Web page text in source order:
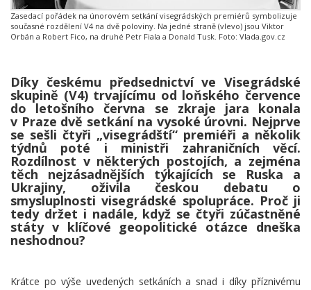
Zasedací pořádek na únorovém setkání visegrádských premiérů symbolizuje
současné rozdělení V4 na dvě poloviny. Na jedné straně (vlevo) jsou Viktor
Orbán a Robert Fico, na druhé Petr Fiala a Donald Tusk. Foto: Vlada.gov.cz
Díky českému předsednictví ve Visegrádské
skupině (V4) trvajícímu od loňského července
do letošního června se zkraje jara konala
v Praze dvě setkání na vysoké úrovni. Nejprve
se sešli čtyři „visegrádští“ premiéři a několik
týdnů poté i ministři zahraničních věcí.
Rozdílnost v některých postojích, a zejména
těch nejzásadnějších týkajících se Ruska a
Ukrajiny, oživila českou debatu o
smysluplnosti visegrádské spolupráce. Proč ji
tedy držet i nadále, když se čtyři zúčastněné
státy v klíčové geopolitické otázce dneška
neshodnou?
Krátce po výše uvedených setkáních a snad i díky příznivému